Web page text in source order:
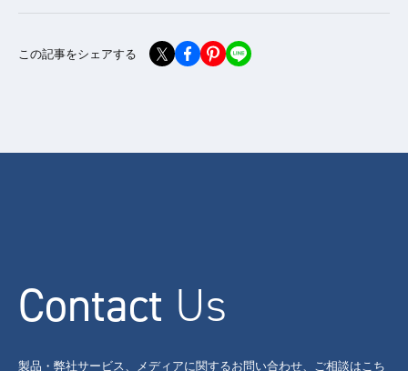
この記事をシェアする
Contact Us
製品・弊社サービス、メディアに関するお問い合わせ、ご相談はこち